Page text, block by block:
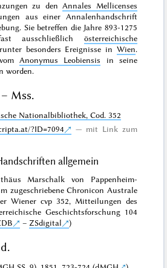
zu denAnnales Mellicenses
aus einer Annalenhandschrift
Sie betreffen die Jahre 893-1275
ausschließlich österreichische
besonders Ereignisse in Wien.
Anonymus Leobiensis in seine
worden.
Mss.
Nationalbibliothek, Cod. 352
?ID=7094
mit Link zum
allgemein
Marschalk von Pappenheim-
zugeschriebene Chronicon Australe
Wiener cvp 352, Mitteilungen des
Geschichtsforschung 104
–ZSdigital )